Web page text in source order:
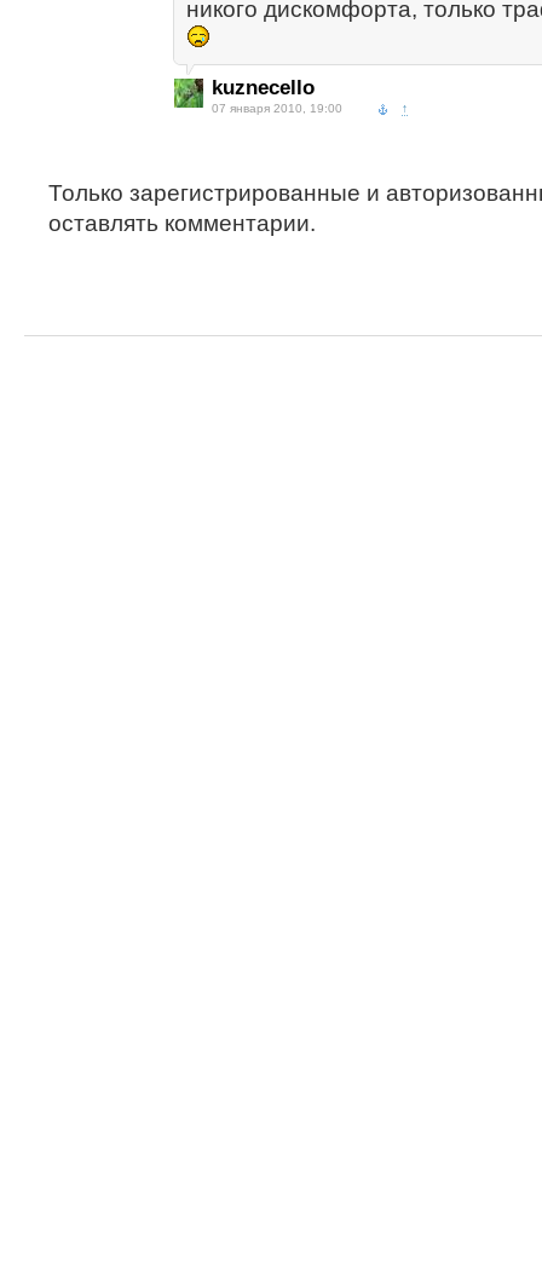
никого дискомфорта, только
kuznecello
07 января 2010, 19:00 ↑
Только зарегистрированные и
оставлять комментарии.